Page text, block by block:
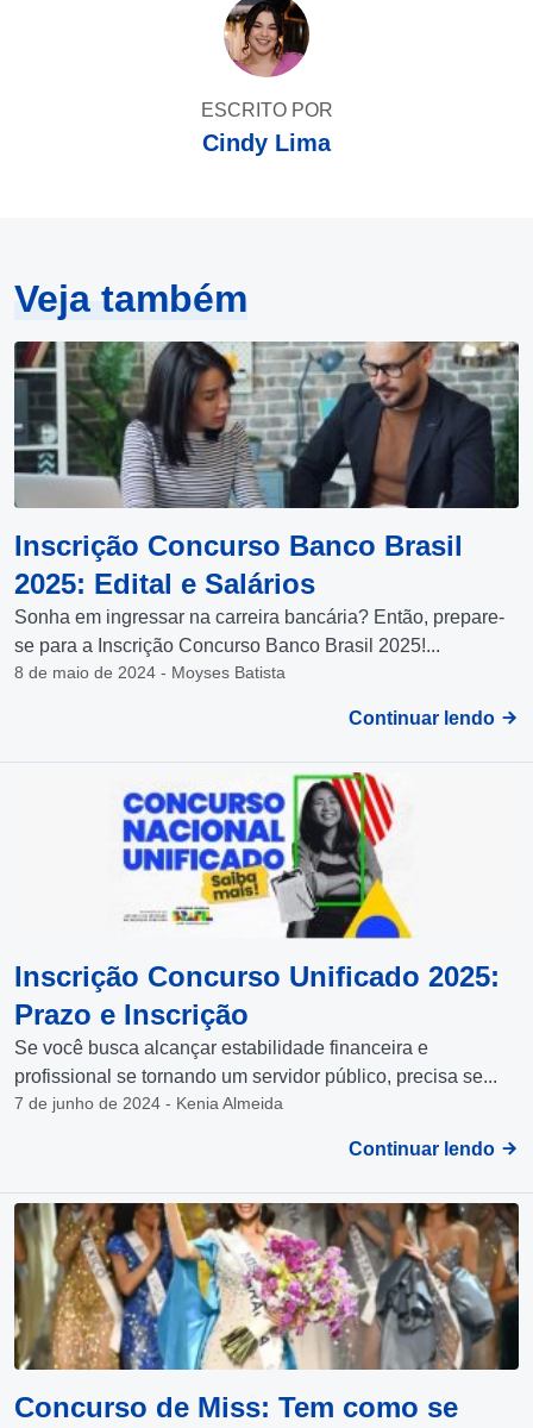
ESCRITO POR
Cindy Lima
Veja também
Inscrição Concurso Banco Brasil
2025: Edital e Salários
Sonha em ingressar na carreira bancária? Então, prepare-
se para a Inscrição Concurso Banco Brasil 2025!...
8 de maio de 2024 - Moyses Batista
Continuar lendo
Inscrição Concurso Unificado 2025:
Prazo e Inscrição
Se você busca alcançar estabilidade financeira e
profissional se tornando um servidor público, precisa se...
7 de junho de 2024 - Kenia Almeida
Continuar lendo
Concurso de Miss: Tem como se